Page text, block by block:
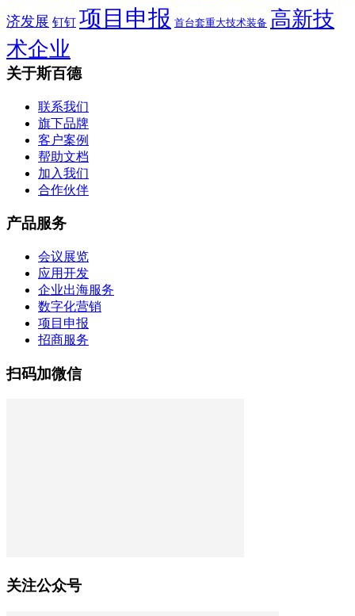
济发展 钉钉 项目申报 首台套重大技术装备 高新技
术企业
关于斯百德
联系我们
旗下品牌
客户案例
帮助文档
加入我们
合作伙伴
产品服务
会议展览
应用开发
企业出海服务
数字化营销
项目申报
招商服务
扫码加微信
关注公众号